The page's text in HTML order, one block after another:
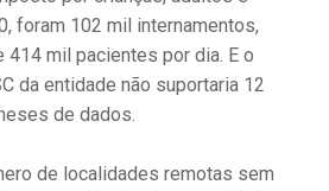
foram 102 mil internamentos,
414 mil pacientes por dia. E o
da entidade não suportaria 12
de dados.
de localidades remotas sem